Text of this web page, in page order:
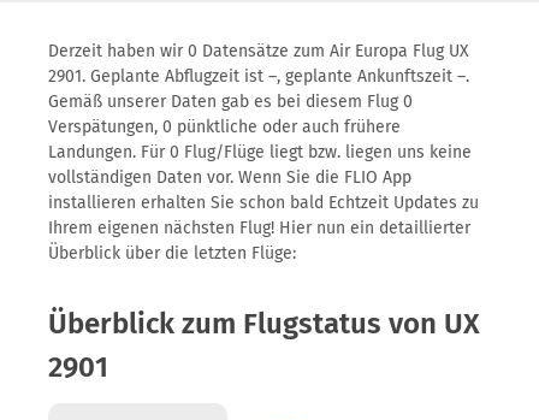
Derzeit haben wir 0 Datensätze zum Air Europa Flug UX
2901. Geplante Abflugzeit ist –, geplante Ankunftszeit –.
Gemäß unserer Daten gab es bei diesem Flug 0
Verspätungen, 0 pünktliche oder auch frühere
Landungen. Für 0 Flug/Flüge liegt bzw. liegen uns keine
vollständigen Daten vor. Wenn Sie die FLIO App
installieren erhalten Sie schon bald Echtzeit Updates zu
Ihrem eigenen nächsten Flug! Hier nun ein detaillierter
Überblick über die letzten Flüge:
Überblick zum Flugstatus von UX
2901